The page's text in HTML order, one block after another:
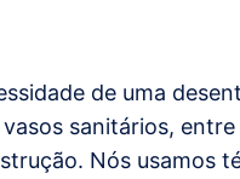
de uma
sanitários,
Nós usamos